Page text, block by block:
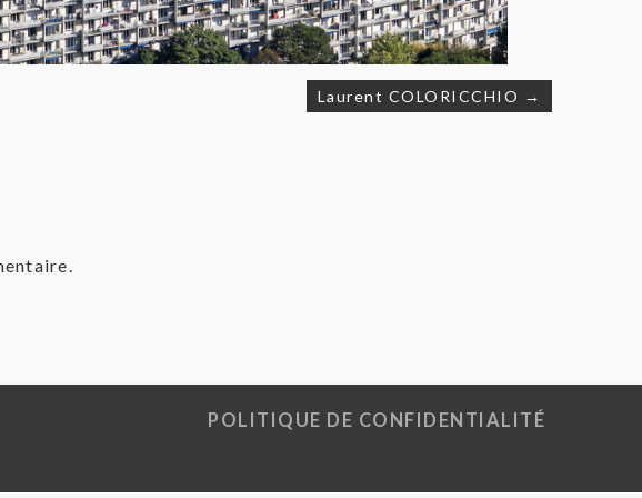
Laurent COLORICCHIO →
POLITIQUE DE CONFIDENTIALITÉ